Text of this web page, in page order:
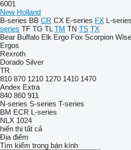
6001
New Holland
B-series BB CR CX E-series FX L-series
series TF TG TL TM TN TS TX
Bear Buffalo Elk Ergo Fox Scorpion
Ergos
Rexroth
Dorado Silver
TR
810 870 1210 1270 1410 1470
Andex Extra
840 860 911
N-series S-series T-series
BM ECR L-series
NLX 1024
hiển thị tất cả
Địa điểm
Tìm kiếm trong bán kính